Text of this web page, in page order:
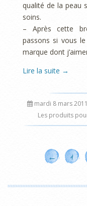
qualité de la peau
soins.
– Après cette
passons si vous
marque dont
Lire la suite →
mardi 8 mars 2011
Les produits
← 1